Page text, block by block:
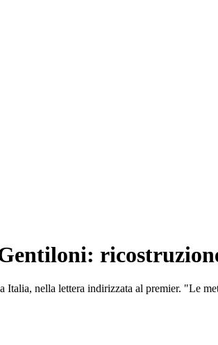
nella lettera indirizzata al premier. "Le